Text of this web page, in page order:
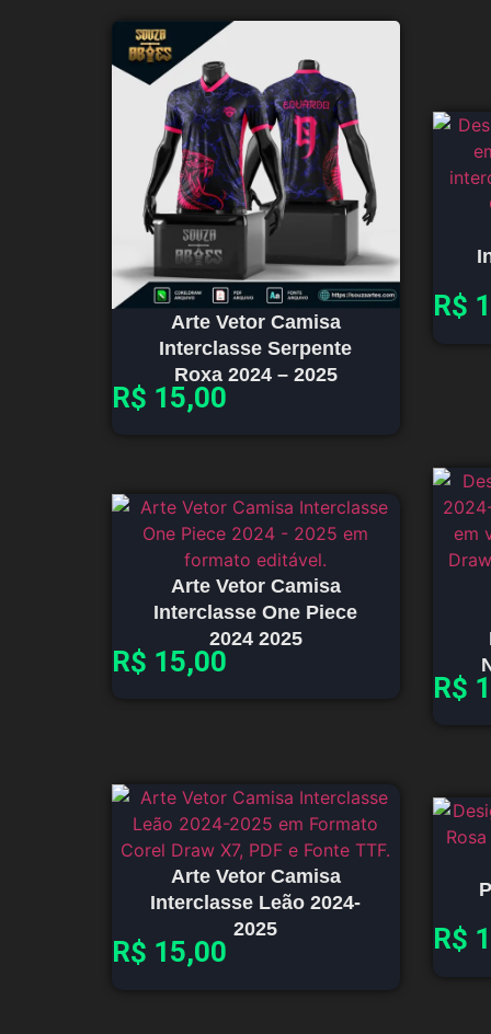
Arte Vetor Camisa
Interclasse Serpente
Roxa 2024 – 2025
R$ 15,00
R$
Arte Vetor Camisa
Interclasse One Piece
2024 2025
R$ 15,00
R$
Arte Vetor Camisa
Interclasse Leão 2024-
2025
R$ 15,00 R$